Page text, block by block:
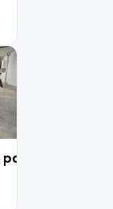
pack